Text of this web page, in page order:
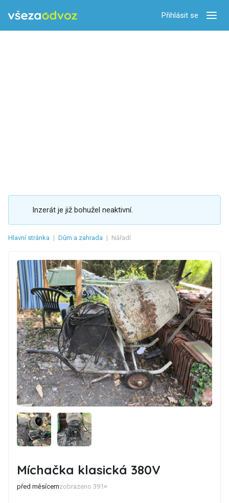
Přihlásit se
Inzerát je již bohužel neaktivní.
Hlavní stránka | Dům a zahrada | Nářadí
Míchačka klasická 380V
před měsícemzobrazeno 391×